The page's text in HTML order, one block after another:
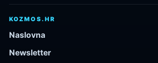
KOZMOS.HR
Naslovna
Newsletter